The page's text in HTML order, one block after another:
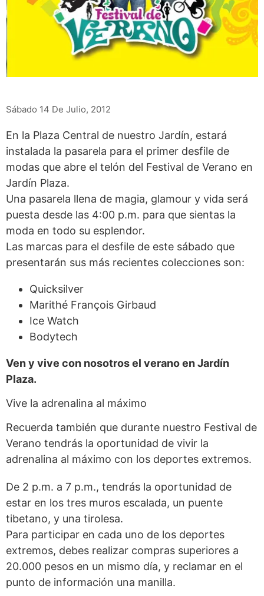
Sábado 14 De Julio, 2012
En la Plaza Central de nuestro Jardín, estará
instalada la pasarela para el primer desfile de
modas que abre el telón del Festival de Verano en
Jardín Plaza.
Una pasarela llena de magia, glamour y vida será
puesta desde las 4:00 p.m. para que sientas la
moda en todo su esplendor.
Las marcas para el desfile de este sábado que
presentarán sus más recientes colecciones son:
Quicksilver
Marithé François Girbaud
Ice Watch
Bodytech
Ven y vive con nosotros el verano en Jardín
Plaza.
Vive la adrenalina al máximo
Recuerda también que durante nuestro Festival de
Verano tendrás la oportunidad de vivir la
adrenalina al máximo con los deportes extremos.
De 2 p.m. a 7 p.m., tendrás la oportunidad de
estar en los tres muros escalada, un puente
tibetano, y una tirolesa.
Para participar en cada uno de los deportes
extremos, debes realizar compras superiores a
20.000 pesos en un mismo día, y reclamar en el
punto de información una manilla.